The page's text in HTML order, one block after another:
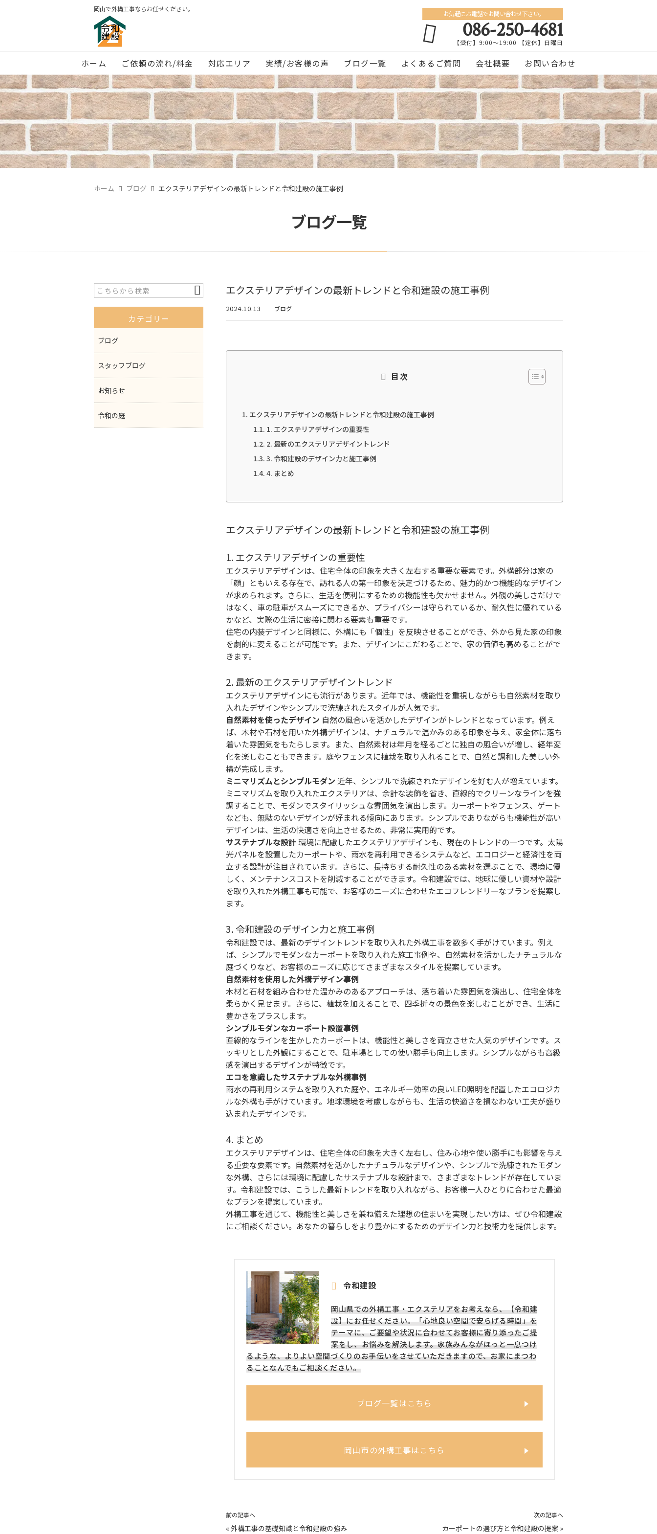
岡山で外構工事ならお任せください。
お気軽にお電話でお問い合わせ下さい。
086-250-4681
【受付】9:00〜19:00 【定休】日曜日
ホーム ご依頼の流れ/料金 対応エリア 実績/お客様の声 ブログ一覧 よくあるご質問 会社概要 お問い合わせ
ホーム ブログ エクステリアデザインの最新トレンドと令和建設の施工事例
ブログ一覧
エクステリアデザインの最新トレンドと令和建設の施工事例
2024.10.13 ブログ
目次
エクステリアデザインの最新トレンドと令和建設の施工事例
1. エクステリアデザインの重要性
2. 最新のエクステリアデザイントレンド
3. 令和建設のデザイン力と施工事例
4. まとめ
エクステリアデザインの最新トレンドと令和建設の施工事例
1. エクステリアデザインの重要性
エクステリアデザインは、住宅全体の印象を大きく左右する重要な要素です。外構部分は家の
「顔」ともいえる存在で、訪れる人の第一印象を決定づけるため、魅力的かつ機能的なデザイン
が求められます。さらに、生活を便利にするための機能性も欠かせません。外観の美しさだけで
はなく、車の駐車がスムーズにできるか、プライバシーは守られているか、耐久性に優れている
かなど、実際の生活に密接に関わる要素も重要です。
住宅の内装デザインと同様に、外構にも「個性」を反映させることができ、外から見た家の印象
を劇的に変えることが可能です。また、デザインにこだわることで、家の価値も高めることがで
きます。
2. 最新のエクステリアデザイントレンド
エクステリアデザインにも流行があります。近年では、機能性を重視しながらも自然素材を取り
入れたデザインやシンプルで洗練されたスタイルが人気です。
自然素材を使ったデザイン 自然の風合いを活かしたデザインがトレンドとなっています。例え
ば、木材や石材を用いた外構デザインは、ナチュラルで温かみのある印象を与え、家全体に落ち
着いた雰囲気をもたらします。また、自然素材は年月を経るごとに独自の風合いが増し、経年変
化を楽しむこともできます。庭やフェンスに植栽を取り入れることで、自然と調和した美しい外
構が完成します。
ミニマリズムとシンプルモダン 近年、シンプルで洗練されたデザインを好む人が増えています。
ミニマリズムを取り入れたエクステリアは、余計な装飾を省き、直線的でクリーンなラインを強
調することで、モダンでスタイリッシュな雰囲気を演出します。カーポートやフェンス、ゲート
なども、無駄のないデザインが好まれる傾向にあります。シンプルでありながらも機能性が高い
デザインは、生活の快適さを向上させるため、非常に実用的です。
サステナブルな設計環境に配慮したエクステリアデザインも、現在のトレンドの一つです。太陽
光パネルを設置したカーポートや、雨水を再利用できるシステムなど、エコロジーと経済性を両
立する設計が注目されています。さらに、長持ちする耐久性のある素材を選ぶことで、環境に優
しく、メンテナンスコストを削減することができます。令和建設では、地球に優しい資材や設計
を取り入れた外構工事も可能で、お客様のニーズに合わせたエコフレンドリーなプランを提案し
ます。
3. 令和建設のデザイン力と施工事例
令和建設では、最新のデザイントレンドを取り入れた外構工事を数多く手がけています。例え
ば、シンプルでモダンなカーポートを取り入れた施工事例や、自然素材を活かしたナチュラルな
庭づくりなど、お客様のニーズに応じてさまざまなスタイルを提案しています。
自然素材を使用した外構デザイン事例
木材と石材を組み合わせた温かみのあるアプローチは、落ち着いた雰囲気を演出し、住宅全体を
柔らかく見せます。さらに、植栽を加えることで、四季折々の景色を楽しむことができ、生活に
豊かさをプラスします。
シンプルモダンなカーポート設置事例
直線的なラインを生かしたカーポートは、機能性と美しさを両立させた人気のデザインです。ス
ッキリとした外観にすることで、駐車場としての使い勝手も向上します。シンプルながらも高級
感を演出するデザインが特徴です。
エコを意識したサステナブルな外構事例
雨水の再利用システムを取り入れた庭や、エネルギー効率の良いLED照明を配置したエコロジカ
ルな外構も手がけています。地球環境を考慮しながらも、生活の快適さを損なわない工夫が盛り
込まれたデザインです。
4. まとめ
エクステリアデザインは、住宅全体の印象を大きく左右し、住み心地や使い勝手にも影響を与え
る重要な要素です。自然素材を活かしたナチュラルなデザインや、シンプルで洗練されたモダン
な外構、さらには環境に配慮したサステナブルな設計まで、さまざまなトレンドが存在していま
す。令和建設では、こうした最新トレンドを取り入れながら、お客様一人ひとりに合わせた最適
なプランを提案しています。
外構工事を通じて、機能性と美しさを兼ね備えた理想の住まいを実現したい方は、ぜひ令和建設
にご相談ください。あなたの暮らしをより豊かにするためのデザイン力と技術力を提供します。
令和建設
岡山県での外構工事・エクステリアをお考えなら、【令和建
設】にお任せください。「心地良い空間で安らげる時間」を
テーマに、ご要望や状況に合わせてお客様に寄り添ったご提
案をし、お悩みを解決します。家族みんながほっと一息つけ
るような、よりよい空間づくりのお手伝いをさせていただきますので、お家にまつわ
ることなんでもご相談ください。
ブログ一覧はこちら
岡山市の外構工事はこちら
前の記事へ
« 外構工事の基礎知識と令和建設の強み
次の記事へ
カーポートの選び方と令和建設の提案 »
カテゴリー
ブログ
スタッフブログ
お知らせ
令和の庭